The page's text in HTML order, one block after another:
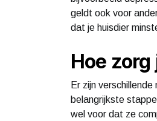
geldt ook voor
dat je huisdier
Hoe
Er zijn
belangrijkste
wel voor dat ze